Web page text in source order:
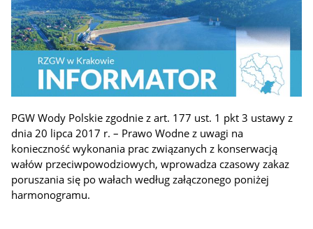
PGW Wody Polskie zgodnie z art. 177 ust. 1 pkt 3 ustawy z
dnia 20 lipca 2017 r. – Prawo Wodne z uwagi na
konieczność wykonania prac związanych z konserwacją
wałów przeciwpowodziowych, wprowadza czasowy zakaz
poruszania się po wałach według załączonego poniżej
harmonogramu.